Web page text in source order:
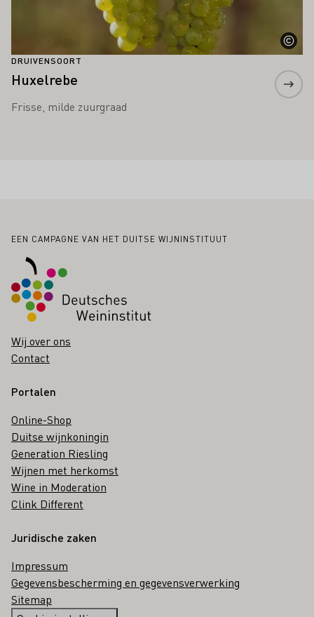
DRUIVENSOORT
Huxelrebe
Frisse, milde zuurgraad
Voettekst
EEN CAMPAGNE VAN HET DUITSE WIJNINSTITUUT
Wij over ons
Contact
Portalen
Online-Shop
Duitse wijnkoningin
Generation Riesling
Wijnen met herkomst
Wine in Moderation
Clink Different
Juridische zaken
Impressum
Gegevensbescherming en gegevensverwerking
Sitemap